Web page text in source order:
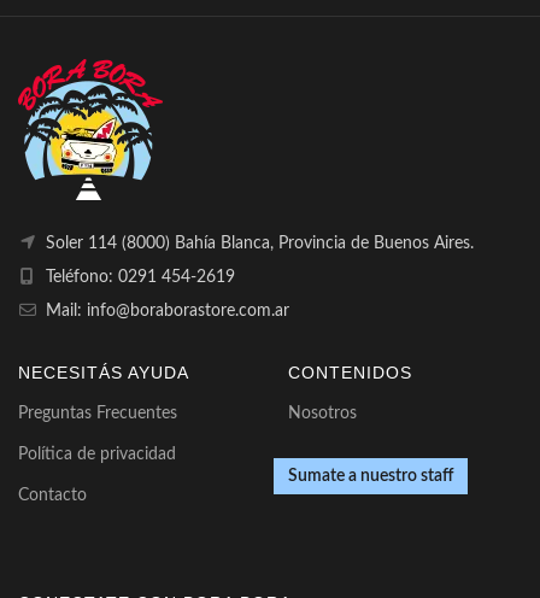
Soler 114 (8000) Bahía Blanca, Provincia de Buenos Aires.
Teléfono: 0291 454-2619
Mail: info@boraborastore.com.ar
NECESITÁS AYUDA
Preguntas Frecuentes
Política de privacidad
Contacto
CONTENIDOS
Nosotros
Sumate a nuestro staff